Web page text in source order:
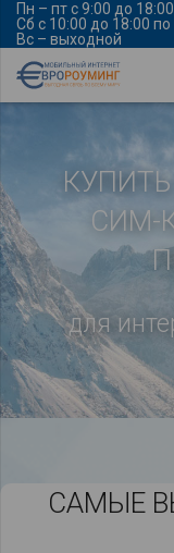
Пн – пт с 9:00 до
Сб с 10:00 до 18:00
Вс – выходной
СИМ-
для
САМЫЕ